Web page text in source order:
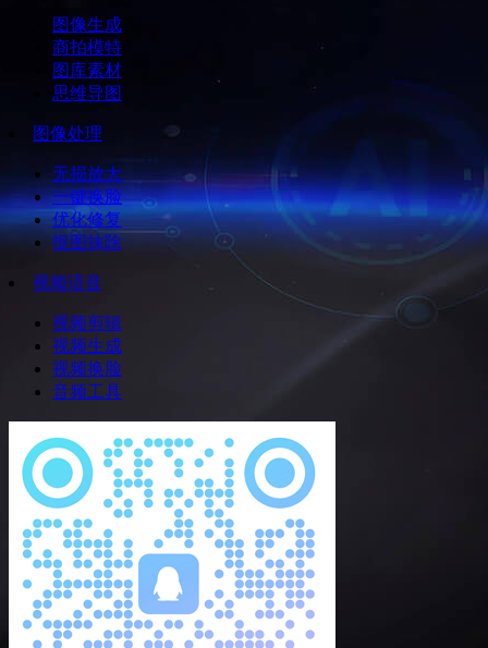
图像生成
商拍模特
图库素材
思维导图
图像处理
无损放大
一键换脸
优化修复
抠图抹除
视频语音
视频剪辑
视频生成
视频换脸
音频工具